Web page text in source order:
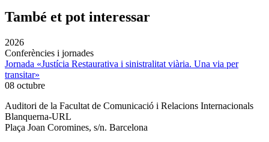
També et pot interessar
2026
Conferències i jornades
Jornada «Justícia Restaurativa i sinistralitat viària. Una via per
transitar»
08 octubre
Auditori de la Facultat de Comunicació i Relacions Internacionals
Blanquerna-URL
Plaça Joan Coromines, s/n. Barcelona